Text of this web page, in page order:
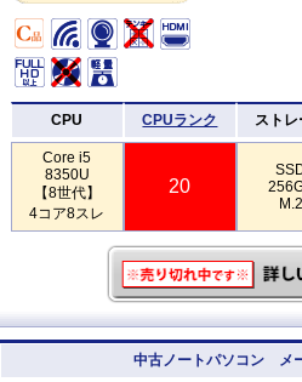
CPU CPUランク スト
Core i5
8350U
【8世代】
4コア8スレ
20
M.2
中古ノートパソコン メ